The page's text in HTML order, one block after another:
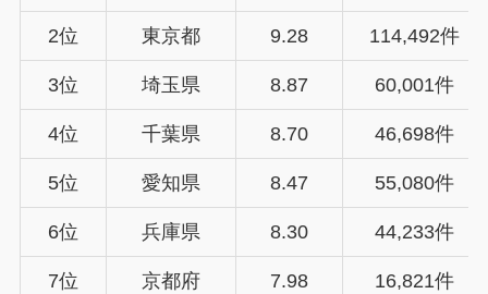
2位 東京都 9.28 114,492件
3位 埼玉県 8.87 60,001件
4位 千葉県 8.70 46,698件
5位 愛知県 8.47 55,080件
6位 兵庫県 8.30 44,233件
7位 京都府 7.98 16,821件